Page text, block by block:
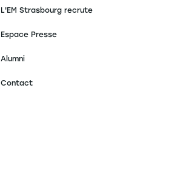
L'EM Strasbourg recrute
Espace Presse
Alumni
Contact